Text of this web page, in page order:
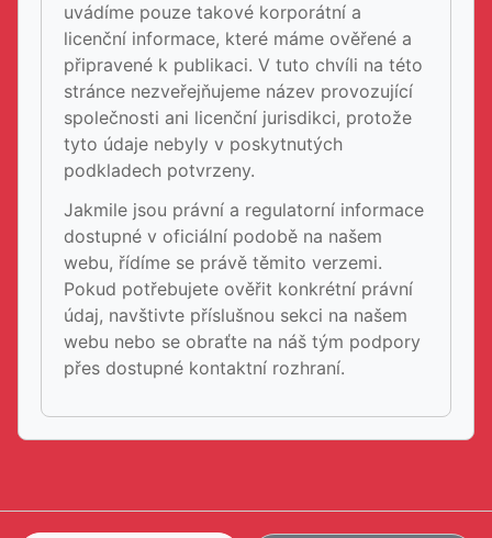
uvádíme pouze takové korporátní a
licenční informace, které máme ověřené a
připravené k publikaci. V tuto chvíli na této
stránce nezveřejňujeme název provozující
společnosti ani licenční jurisdikci, protože
tyto údaje nebyly v poskytnutých
podkladech potvrzeny.
Jakmile jsou právní a regulatorní informace
dostupné v oficiální podobě na našem
webu, řídíme se právě těmito verzemi.
Pokud potřebujete ověřit konkrétní právní
údaj, navštivte příslušnou sekci na našem
webu nebo se obraťte na náš tým podpory
přes dostupné kontaktní rozhraní.